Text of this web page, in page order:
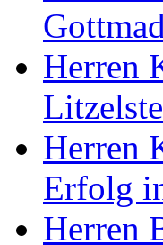
Herren
Herren
Erfolg
Herren